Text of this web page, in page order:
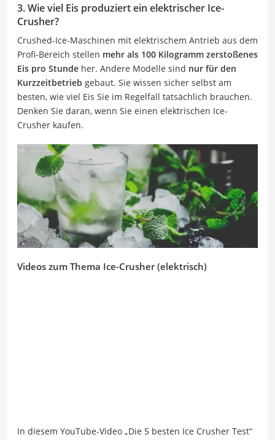
3. Wie viel Eis produziert ein elektrischer Ice-
Crusher?
Crushed-Ice-Maschinen mit elektrischem Antrieb aus dem
Profi-Bereich stellen mehr als 100 Kilogramm zerstoßenes
Eis pro Stunde her. Andere Modelle sind nur für den
Kurzzeitbetrieb gebaut. Sie wissen sicher selbst am
besten, wie viel Eis Sie im Regelfall tatsächlich brauchen.
Denken Sie daran, wenn Sie einen elektrischen Ice-
Crusher kaufen.
Videos zum Thema Ice-Crusher (elektrisch)
In diesem YouTube-Video „Die 5 besten Ice Crusher Test“